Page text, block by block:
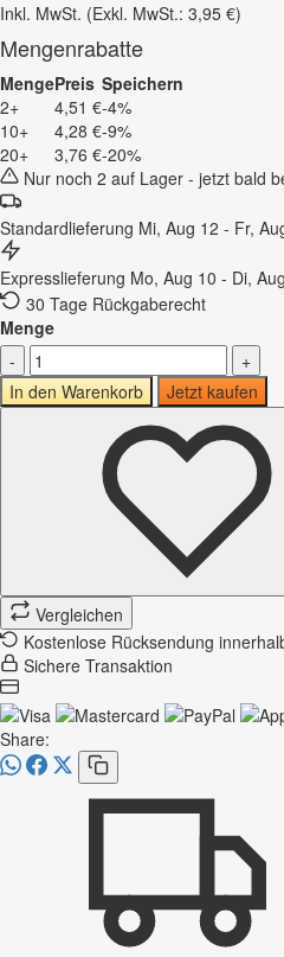
Inkl. MwSt. (Exkl. MwSt.: 3,95 €)
Mengenrabatte
MengePreis Speichern
2+
4,51 €-4%
10+
4,28 €-9%
20+
3,76 €-20%
Nur noch 2 auf Lager - jetzt bald
Standardlieferung Mi, Aug 12 - Fr,
Expresslieferung Mo, Aug 10 - Di,
30 Tage Rückgaberecht
Menge
-
+
In den Warenkorb
Jetzt kaufen
Vergleichen
Kostenlose Rücksendung
Sichere Transaktion
Share: